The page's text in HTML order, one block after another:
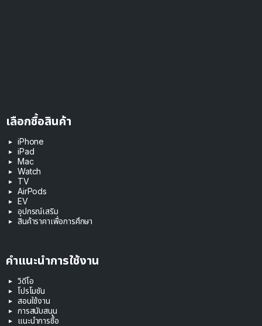
เลือกซื้อสินค้า
iPhone
iPad
Mac
Watch
TV
AirPods
EV
อุปกรณ์เสริม
สินค้าราคาเพื่อการศึกษา
คำแนะนำการใช้งาน
วิดีโอ
โปรโมชัน
สอนใช้งาน
การสนับสนุน
แนะนำการซื้อ